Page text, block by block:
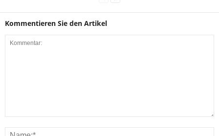
Kommentieren Sie den Artikel